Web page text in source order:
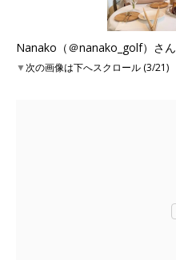
Nanako（＠nanako_golf）さん
▼次の画像は下へスクロール (3/21)